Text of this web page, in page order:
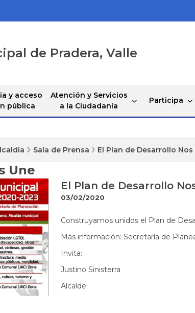
de Pradera, Valle
y acceso
pública
Atención y Servicios
a la Ciudadanía
Participa
Sala de Prensa El Plan de Desarrollo Nos
Une
El Plan de Desarrollo
03/02/2020
​Construyamos unidos el Plan de
Más información: Secretaría de
Invita:
Justino Sinisterra
Alcalde